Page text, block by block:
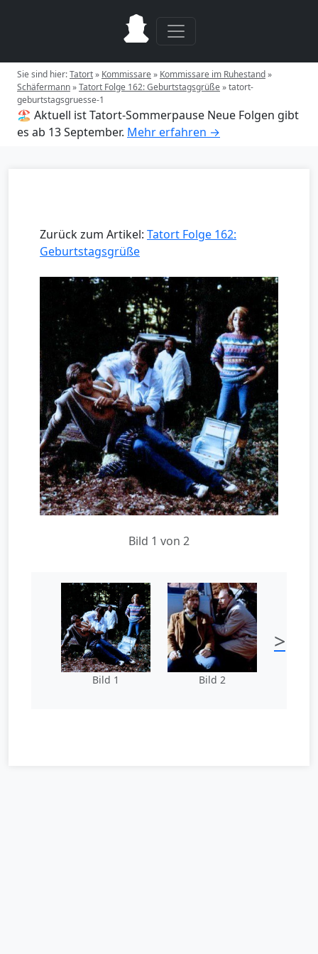
Sie sind hier:Tatort» Kommissare» Kommissare im Ruhestand»
Schäfermann»Tatort Folge 162: Geburtstagsgrüße»tatort-
geburtstagsgruesse-1
🏖️ Aktuell ist Tatort-Sommerpause Neue Folgen gibt
es ab 13 September. Mehr erfahren →
Zurück zum Artikel: Tatort Folge 162:
Geburtstagsgrüße
Bild 1 von 2
Bild 1 Bild 2
>